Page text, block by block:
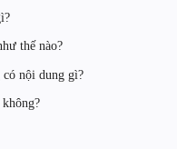
thế nào?
nội dung gì?